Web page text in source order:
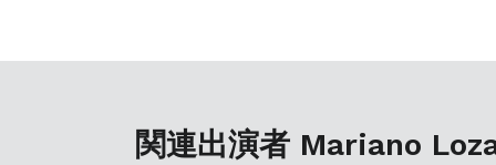
関連出演者 Mariano